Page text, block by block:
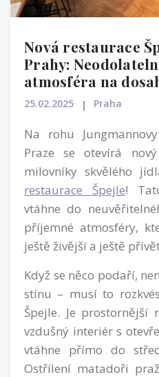
Nová restaurace
Prahy:
atmosféra na
25.02.2025 Praha
Na rohu
Praze se otevírá
milovníky skvělého
restaurace Špejle!
vtáhne do
příjemné atmosféry,
ještě živější a ještě
Když se něco podaří,
stínu – musí to
Špejle. Je
vzdušný interiér s
vtáhne přímo do
Ostřílení matadoři